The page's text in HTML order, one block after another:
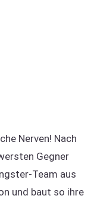
Nerven! Nach
Gegner
Team aus
und baut so ihre